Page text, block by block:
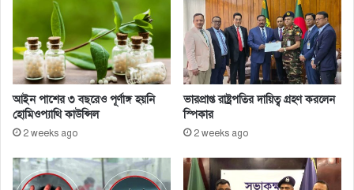
আইন পাশের ৩ বছরেও পূর্ণাঙ্গ হয়নি
হোমিওপ্যাথি কাউন্সিল
2 weeks ago
ভারপ্রাপ্ত রাষ্ট্রপতির দায়িত্ব গ্রহণ করলেন
স্পিকার
2 weeks ago